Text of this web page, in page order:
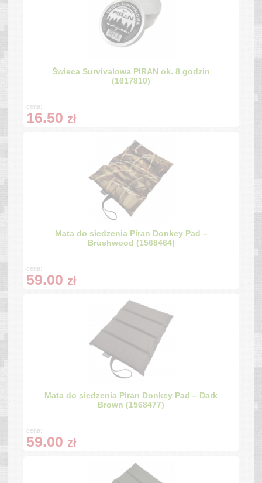
Świeca Survivalowa PIRAN ok. 8 godzin
(1617810)
cena:
16.50 zł
Mata do siedzenia Piran Donkey Pad –
Brushwood (1568464)
cena:
59.00 zł
Mata do siedzenia Piran Donkey Pad – Dark
Brown (1568477)
cena:
59.00 zł